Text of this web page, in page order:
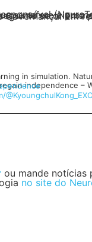
in simulation.
independence
ou mande notícias
no site do